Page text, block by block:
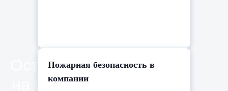
Оставить заявку
на курсы iSpring
Пожарная безопасность в
компании